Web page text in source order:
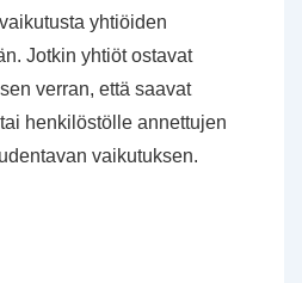
yhtiöiden
Jotkin yhtiöt ostavat
verran, että saavat
henkilöstölle annettujen
vaikutuksen.